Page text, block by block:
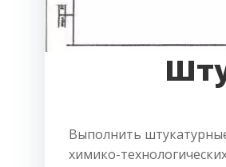
Выполнить
химико-